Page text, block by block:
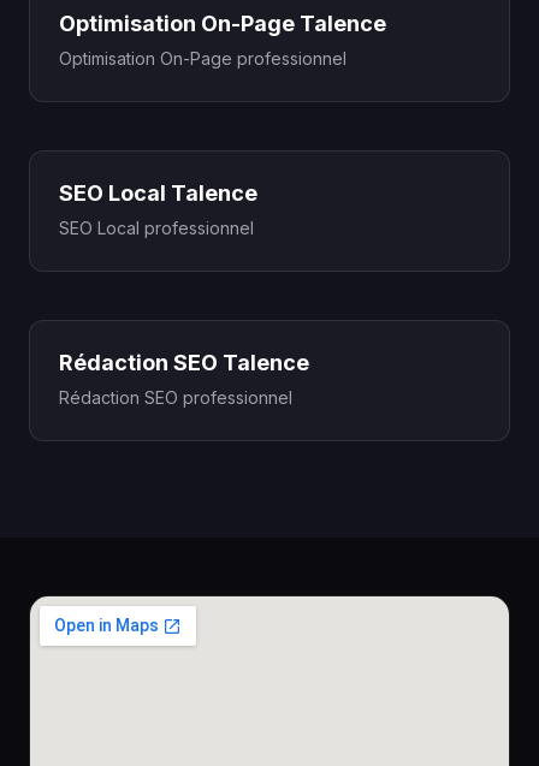
Optimisation On-Page Talence
Optimisation On-Page professionnel
SEO Local Talence
SEO Local professionnel
Rédaction SEO Talence
Rédaction SEO professionnel